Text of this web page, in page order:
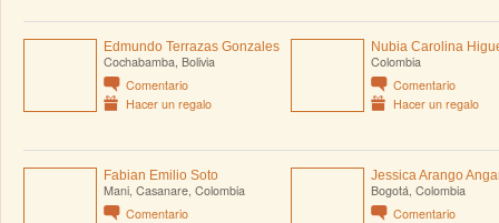
Edmundo Terrazas Gonzales
Cochabamba, Bolivia
Comentario
Hacer un regalo
Nubia Carolina
Colombia
Comentario
Hacer un regalo
Fabian Emilio Soto
Mani, Casanare, Colombia
Comentario
Jessica Arango
Bogotá, Colombia
Comentario